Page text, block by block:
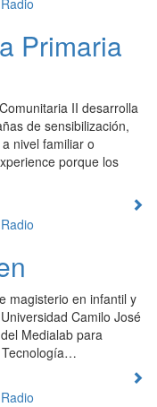
Primaria
II desarrolla
de sensibilización,
nivel familiar o
porque los
Radio
magisterio en infantil y
Camilo José
Medialab para
Tecnología…
Radio